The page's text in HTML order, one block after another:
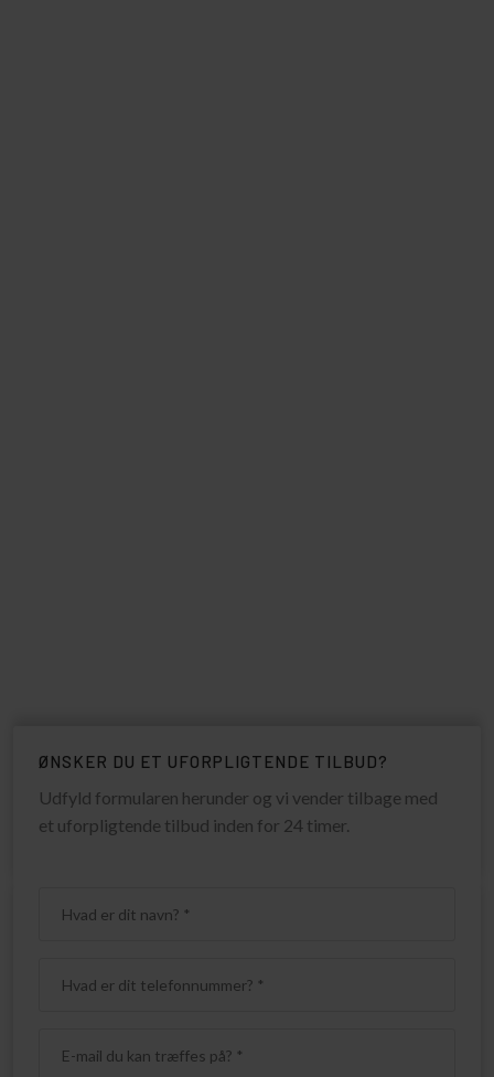
​ØNSKER DU ET UFORPLIGTENDE TILBUD?
Udfyld formularen herunder og vi vender tilbage med
et uforpligtende tilbud inden for 24 timer.